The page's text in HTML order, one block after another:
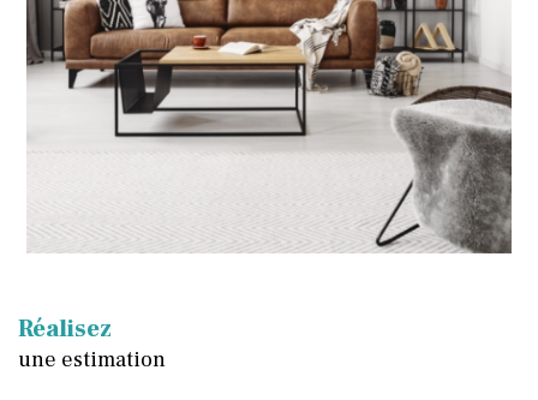
Réalisez
une estimation